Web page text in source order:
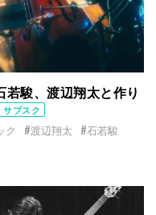
駿、渡辺翔太と作り
サブスク
ク #渡辺翔太 #石若駿